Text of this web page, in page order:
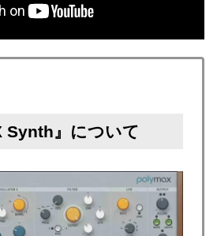
Synth』について